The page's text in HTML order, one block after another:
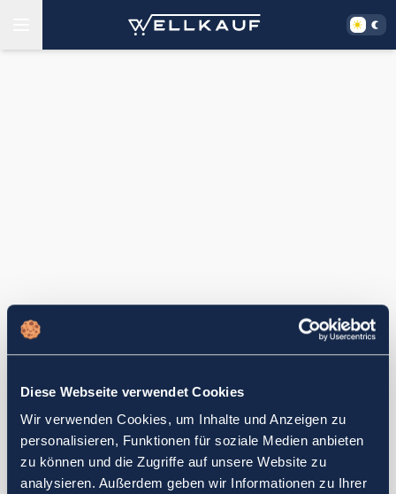
Diese Webseite verwendet Cookies
Wir verwenden Cookies, um Inhalte und Anzeigen zu
personalisieren, Funktionen für soziale Medien anbieten
zu können und die Zugriffe auf unsere Website zu
analysieren. Außerdem geben wir Informationen zu Ihrer